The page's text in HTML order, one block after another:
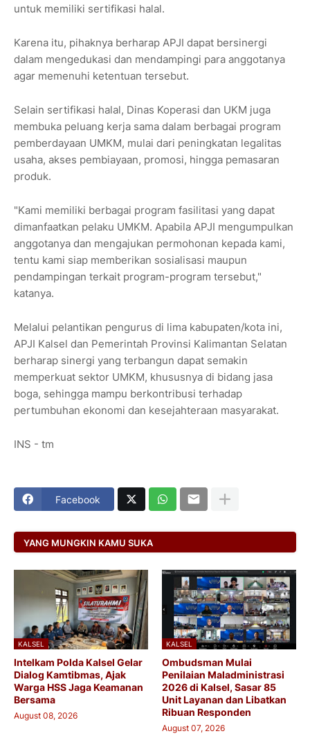
untuk memiliki sertifikasi halal.
Karena itu, pihaknya berharap APJI dapat bersinergi
dalam mengedukasi dan mendampingi para anggotanya
agar memenuhi ketentuan tersebut.
Selain sertifikasi halal, Dinas Koperasi dan UKM juga
membuka peluang kerja sama dalam berbagai program
pemberdayaan UMKM, mulai dari peningkatan legalitas
usaha, akses pembiayaan, promosi, hingga pemasaran
produk.
"Kami memiliki berbagai program fasilitasi yang dapat
dimanfaatkan pelaku UMKM. Apabila APJI mengumpulkan
anggotanya dan mengajukan permohonan kepada kami,
tentu kami siap memberikan sosialisasi maupun
pendampingan terkait program-program tersebut,"
katanya.
Melalui pelantikan pengurus di lima kabupaten/kota ini,
APJI Kalsel dan Pemerintah Provinsi Kalimantan Selatan
berharap sinergi yang terbangun dapat semakin
memperkuat sektor UMKM, khususnya di bidang jasa
boga, sehingga mampu berkontribusi terhadap
pertumbuhan ekonomi dan kesejahteraan masyarakat.
INS - tm
Facebook
YANG MUNGKIN KAMU SUKA
KALSEL
Intelkam Polda Kalsel Gelar
Dialog Kamtibmas, Ajak
Warga HSS Jaga Keamanan
Bersama
August 08, 2026
KALSEL
Ombudsman Mulai
Penilaian Maladministrasi
2026 di Kalsel, Sasar 85
Unit Layanan dan Libatkan
Ribuan Responden
August 07, 2026